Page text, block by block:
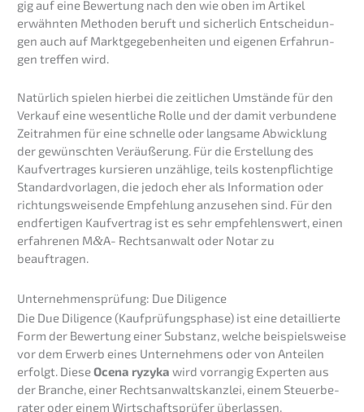
gig auf eine Bewer­tung nach den wie oben im Artikel
erwähn­ten Metho­den beruft und sicher­lich Entschei­dun­
gen auch auf Markt­ge­ge­ben­hei­ten und eigenen Erfah­run­
gen treffen wird.
Natür­lich spielen hierbei die zeitli­chen Umstän­de für den
Verkauf eine wesent­li­che Rolle und der damit verbun­de­ne
Zeitrah­men für eine schnel­le oder langsa­me Abwick­lung
der gewünsch­ten Veräu­ße­rung. Für die Erstel­lung des
Kaufver­tra­ges kursie­ren unzäh­li­ge, teils kosten­pflich­ti­ge
Standard­vor­la­gen, die jedoch eher als Infor­ma­ti­on oder
richtungs­wei­sen­de Empfeh­lung anzuse­hen sind. Für den
endfer­ti­gen Kaufver­trag ist es sehr empfeh­lens­wert, einen
erfah­re­nen M&A- Rechts­an­walt oder Notar zu
beauftragen.
Unter­neh­mens­prü­fung: Due Diligence
Die Due Diligence (Kaufprü­fungs­pha­se) ist eine detail­lier­te
Form der Bewer­tung einer Substanz, welche beispiels­wei­se
vor dem Erwerb eines Unter­neh­mens oder von Antei­len
erfolgt. DieseOcena ryzyka wird vorran­gig Exper­ten aus
der Branche, einer Rechts­an­walts­kanz­lei, einem Steuer­be­
ra­ter oder einem Wirtschafts­prü­fer überlassen.